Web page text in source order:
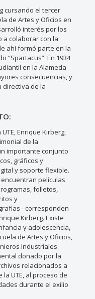
cursando el tercer
de Artes y Oficios en
interés por los
a colaborar con la
ahí formó parte en la
“Spartacus”. En 1934
en la Alameda
consecuencias, y
directiva de la
Enrique Kirberg,
de la
importante conjunto
gráficos y
y soporte flexible.
películas
folletos,
y
corresponden
Kirberg. Existe
y adolescencia,
de Artes y Oficios,
Industriales.
donado por la
relacionados a
UTE, al proceso de
durante el exilio